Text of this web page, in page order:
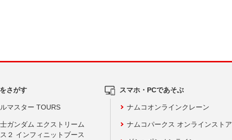
さがす
マスター TOURS
ガンダム エクストリーム
２ インフィニットブース
スマホ・PCであそぶ
ナムコオンラインクレーン
ナムコパークス オンラインストア